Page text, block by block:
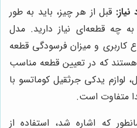
قبل از هر چیز، باید به طور
چه قطعه‌ای نیاز دارید. مدل
کاربری و میزان فرسودگی قطعه
که در تعیین قطعه مناسب
لوازم یدکی جرثقیل کوماتسو با
متفاوت است.
که اشاره شد، استفاده از